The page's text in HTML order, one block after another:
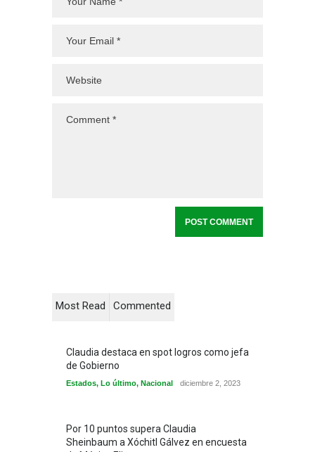
Most Read Commented
Claudia destaca en spot logros como jefa
de Gobierno
Estados, Lo último, Nacional diciembre 2, 2023
Por 10 puntos supera Claudia
Sheinbaum a Xóchitl Gálvez en encuesta